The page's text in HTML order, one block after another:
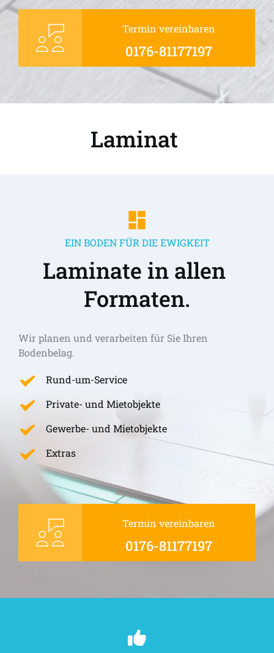
Termin vereinbaren
0176-81177197
Laminat
EIN BODEN FÜR DIE EWIGKEIT
Laminate in allen
Formaten.
Wir planen und verarbeiten für Sie Ihren
Bodenbelag.
Rund-um-Service
Private- und Mietobjekte
Gewerbe- und Mietobjekte
Extras
Termin vereinbaren
0176-81177197